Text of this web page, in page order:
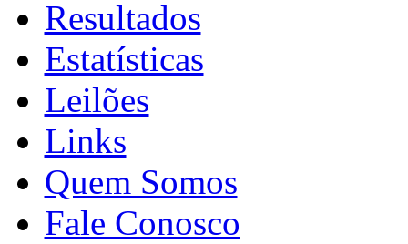
Resultados
Estatísticas
Leilões
Links
Quem Somos
Fale Conosco